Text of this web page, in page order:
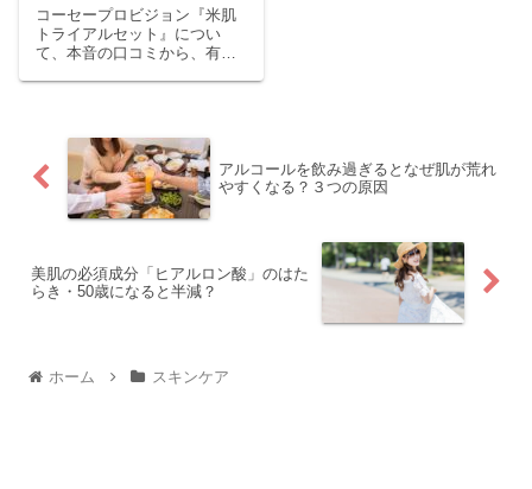
は？
コーセープロビジョン『米肌
トライアルセット』につい
て、本音の口コミから、有効
アルコールを飲み過ぎるとなぜ肌が荒れ
やすくなる？３つの原因
美肌の必須成分「ヒアルロン酸」のはた
らき・50歳になると半減？
ホーム スキンケア